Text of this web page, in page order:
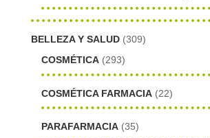
BELLEZA Y SALUD (309)
COSMÉTICA (293)
COSMÉTICA FARMACIA (22)
PARAFARMACIA (35)